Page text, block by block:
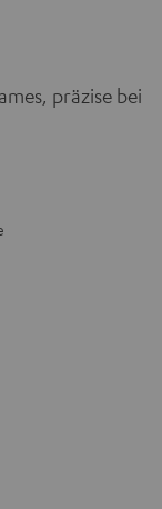
präzise bei